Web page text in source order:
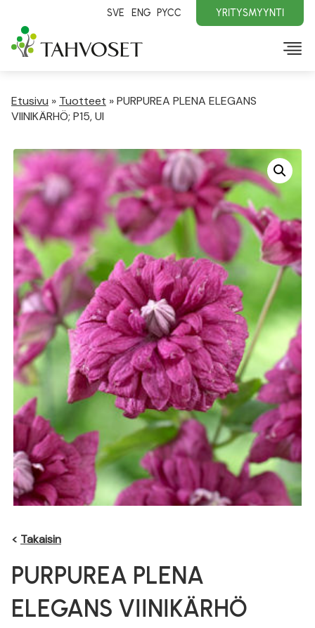
SVE ENG PYCC YRITYSMYYNTI
Etusivu » Tuotteet »PURPUREA PLENA ELEGANS
VIINIKÄRHÖ; P15, Ul
< Takaisin
PURPUREA PLENA
ELEGANS VIINIKÄRHÖ